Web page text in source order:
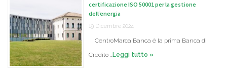
certificazione ISO 50001 per la gestione
dell’energia
19 Dicembre 2024
CentroMarca Banca è la prima Banca di
Credito …Leggi tutto »